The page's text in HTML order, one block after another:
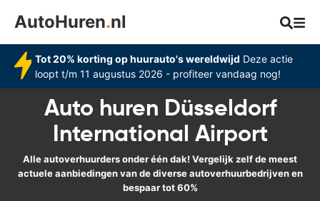
AutoHuren.nl
Tot 20% korting op huurauto's wereldwijd Deze actie
loopt t/m 11 augustus 2026 - profiteer vandaag nog!
Auto huren Düsseldorf
International Airport
Alle autoverhuurders onder één dak! Vergelijk zelf de meest
actuele aanbiedingen van de diverse autoverhuurbedrijven en
bespaar tot 60%